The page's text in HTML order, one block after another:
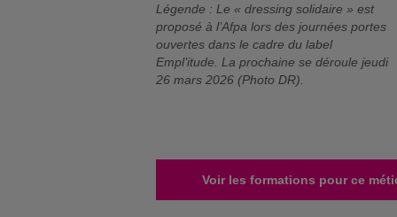
Légende : Le « dressing solidaire » est
proposé à l’Afpa lors des journées portes
ouvertes dans le cadre du label
Empl’itude. La prochaine se déroule jeudi
26 mars 2026 (Photo DR).
Voir les formations pour ce